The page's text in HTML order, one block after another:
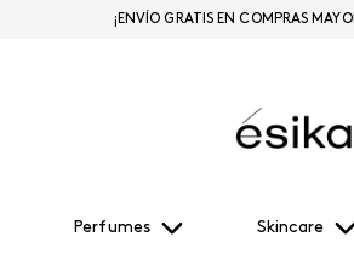
Perfumes Skincare
¡ENVÍO GRATIS EN COMPRAS